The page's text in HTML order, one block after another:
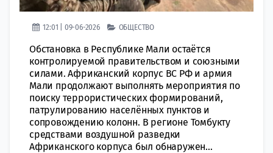
12:01 | 09-06-2026 ОБЩЕСТВО
Обстановка в Республике Мали остаётся
контролируемой правительством и союзными
силами. Африканский корпус ВС РФ и армия
Мали продолжают выполнять мероприятия по
поиску террористических формирований,
патрулированию населённых пунктов и
сопровождению колонн. В регионе Томбукту
средствами воздушной разведки
Африканского корпуса был обнаружен...